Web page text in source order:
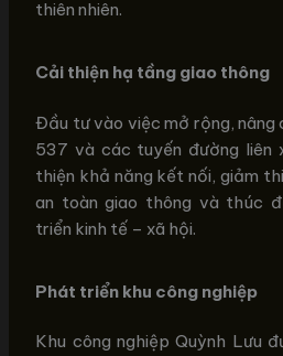
thiên nhiên.
Cải thiện hạ tầng giao thông
Đầu tư vào việc mở rộng, nâng
537 và các tuyến đường liên
thiện khả năng kết nối, giảm
an toàn giao thông và thúc
triển kinh tế – xã hội.
Phát triển khu công nghiệp
Khu công nghiệp Quỳnh Lưu